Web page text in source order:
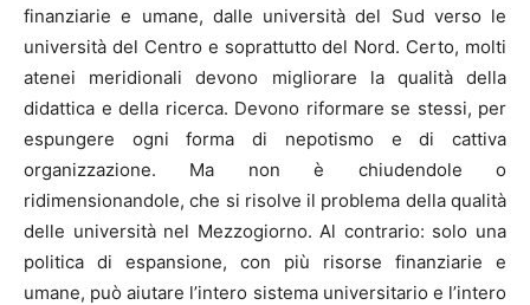
finanziarie e umane, dalle università del Sud verso le
università del Centro e soprattutto del Nord. Certo, molti
atenei meridionali devono migliorare la qualità della
didattica e della ricerca. Devono riformare se stessi, per
espungere ogni forma di nepotismo e di cattiva
organizzazione. Ma non è chiudendole o
ridimensionandole, che si risolve il problema della qualità
delle università nel Mezzogiorno. Al contrario: solo una
politica di espansione, con più risorse finanziarie e
umane, può aiutare l’intero sistema universitario e l’intero